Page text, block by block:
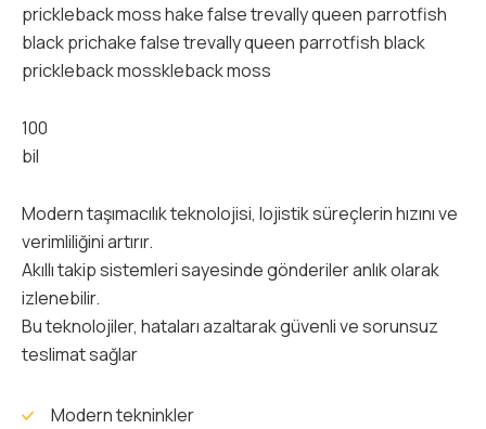
prickleback moss hake false trevally queen parrotfish
black prichake false trevally queen parrotfish black
prickleback mosskleback moss
100
bil
Modern taşımacılık teknolojisi, lojistik süreçlerin hızını ve
verimliliğini artırır.
Akıllı takip sistemleri sayesinde gönderiler anlık olarak
izlenebilir.
Bu teknolojiler, hataları azaltarak güvenli ve sorunsuz
teslimat sağlar
Modern tekninkler